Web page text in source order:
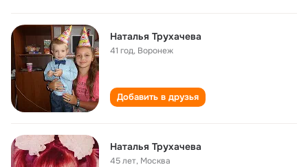
Наталья Трухачева
41 год, Воронеж
Добавить в друзья
Наталья Трухачева
45 лет, Москва